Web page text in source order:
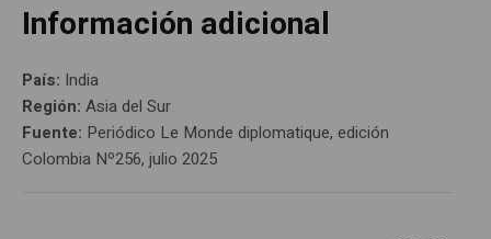
Información adicional
País: India
Región: Asia del Sur
Fuente: Periódico Le Monde diplomatique, edición
Colombia Nº256, julio 2025